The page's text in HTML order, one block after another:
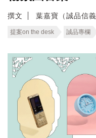
撰文 葉嘉寶（誠品信
提案on the desk 誠品專欄